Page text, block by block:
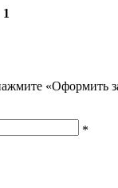
1
«Оформить
*